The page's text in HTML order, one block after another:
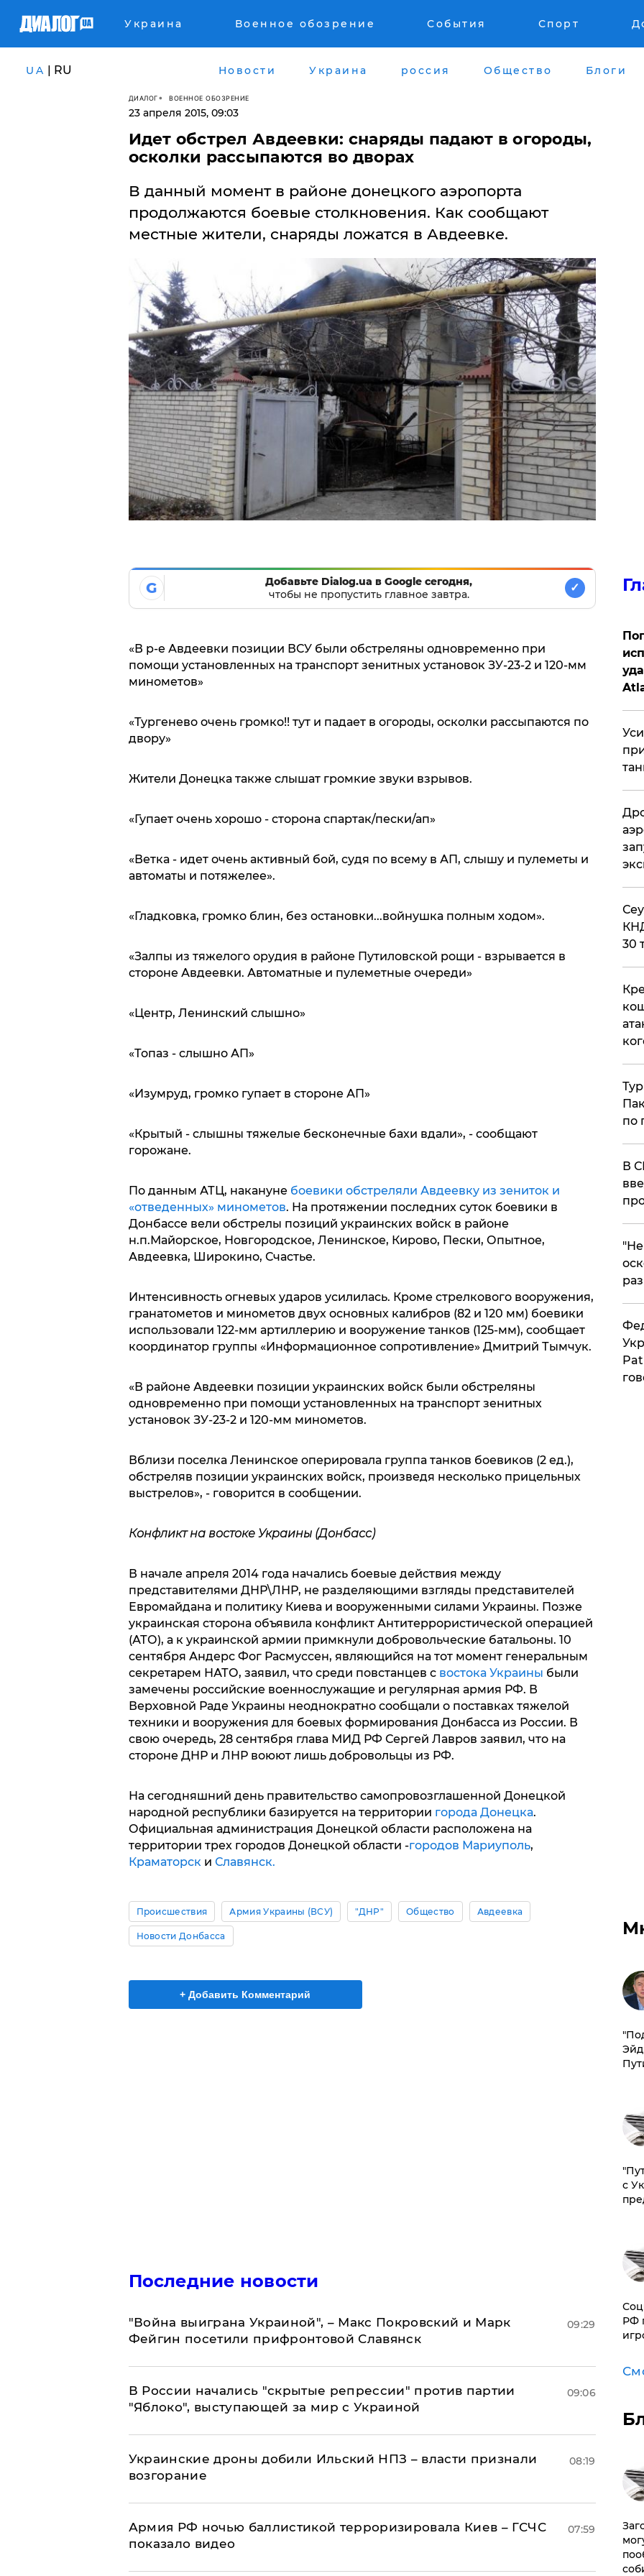
Украина Военное обозрение События Спорт
UA | RU Новости Украина россия Общество Блоги
ДИАЛОГ ВОЕННОЕ ОБОЗРЕНИЕ
23 апреля 2015, 09:03
Идет обстрел Авдеевки: снаряды падают в огороды,
осколки рассыпаются во дворах
В данный момент в районе донецкого аэропорта
продолжаются боевые столкновения. Как сообщают
местные жители, снаряды ложатся в Авдеевке.
G
Добавьте Dialog.ua в Google сегодня,
чтобы не пропустить главное завтра.
✓
«В р-е Авдеевки позиции ВСУ были обстреляны одновременно при
помощи установленных на транспорт зенитных установок ЗУ-23-2 и 120-мм
минометов»
«Тургенево очень громко!! тут и падает в огороды, осколки рассыпаются по
двору»
Жители Донецка также слышат громкие звуки взрывов.
«Гупает очень хорошо - сторона спартак/пески/ап»
«Ветка - идет очень активный бой, судя по всему в АП, слышу и пулеметы и
автоматы и потяжелее».
«Гладковка, громко блин, без остановки...войнушка полным ходом».
«Залпы из тяжелого орудия в районе Путиловской рощи - взрывается в
стороне Авдеевки. Автоматные и пулеметные очереди»
«Центр, Ленинский слышно»
«Топаз - слышно АП»
«Изумруд, громко гупает в стороне АП»
«Крытый - слышны тяжелые бесконечные бахи вдали», - сообщают
горожане.
По данным АТЦ, накануне боевики обстреляли Авдеевку из зениток и
«отведенных» минометов. На протяжении последних суток боевики в
Донбассе вели обстрелы позиций украинских войск в районе
н.п.Майорское, Новгородское, Ленинское, Кирово, Пески, Опытное,
Авдеевка, Широкино, Счастье.
Интенсивность огневых ударов усилилась. Кроме стрелкового вооружения,
гранатометов и минометов двух основных калибров (82 и 120 мм) боевики
использовали 122-мм артиллерию и вооружение танков (125-мм), сообщает
координатор группы «Информационное сопротивление» Дмитрий Тымчук.
«В районе Авдеевки позиции украинских войск были обстреляны
одновременно при помощи установленных на транспорт зенитных
установок ЗУ-23-2 и 120-мм минометов.
Вблизи поселка Ленинское оперировала группа танков боевиков (2 ед.),
обстреляв позиции украинских войск, произведя несколько прицельных
выстрелов», - говорится в сообщении.
Конфликт на востоке Украины (Донбасс)
В начале апреля 2014 года начались боевые действия между
представителями ДНР\ЛНР, не разделяющими взгляды представителей
Евромайдана и политику Киева и вооруженными силами Украины. Позже
украинская сторона объявила конфликт Антитеррористической операцией
(АТО), а к украинской армии примкнули добровольческие батальоны. 10
сентября Андерс Фог Расмуссен, являющийся на тот момент генеральным
секретарем НАТО, заявил, что среди повстанцев с востока Украины были
замечены российские военнослужащие и регулярная армия РФ. В
Верховной Раде Украины неоднократно сообщали о поставках тяжелой
техники и вооружения для боевых формирования Донбасса из России. В
свою очередь, 28 сентября глава МИД РФ Сергей Лавров заявил, что на
стороне ДНР и ЛНР воюют лишь добровольцы из РФ.
На сегодняшний день правительство самопровозглашенной Донецкой
народной республики базируется на территории города Донецка.
Официальная администрация Донецкой области расположена на
территории трех городов Донецкой области -городов Мариуполь,
Краматорск и Славянск.
Происшествия Армия Украины (ВСУ) "ДНР" Общество Авдеевка
Новости Донбасса
+ Добавить Комментарий
Последние новости
"Война выиграна Украиной", – Макс Покровский и Марк
Фейгин посетили прифронтовой Славянск
09:29
В России начались "скрытые репрессии" против партии
"Яблоко", выступающей за мир с Украиной
09:06
Украинские дроны добили Ильский НПЗ – власти признали
возгорание
08:19
Армия РФ ночью баллистикой терроризировала Киев – ГСЧС
показало видео
07:59
30
по
В
с
РФ